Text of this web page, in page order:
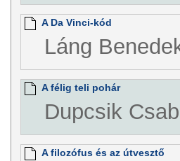
A Da Vinci-kód
Láng
A félig teli pohár
Dupcsik
A filozófus és az útvesztő